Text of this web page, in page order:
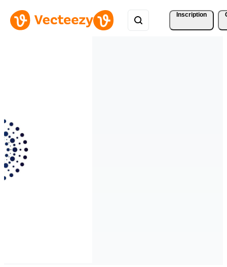
Inscription